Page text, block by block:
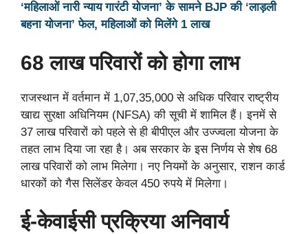
‘महिलाओं नारी न्याय गारंटी योजना’ के सामने BJP की ‘लाड़ली
बहना योजना’ फेल, महिलाओं को मिलेंगे 1 लाख
68 लाख परिवारों को होगा लाभ
राजस्थान में वर्तमान में 1,07,35,000 से अधिक परिवार राष्ट्रीय
खाद्य सुरक्षा अधिनियम (NFSA) की सूची में शामिल हैं। इनमें से
37 लाख परिवारों को पहले से ही बीपीएल और उज्ज्वला योजना के
तहत लाभ दिया जा रहा है। अब सरकार के इस निर्णय से शेष 68
लाख परिवारों को लाभ मिलेगा। नए नियमों के अनुसार, राशन कार्ड
धारकों को गैस सिलेंडर केवल 450 रुपये में मिलेगा।
ई-केवाईसी प्रक्रिया अनिवार्य